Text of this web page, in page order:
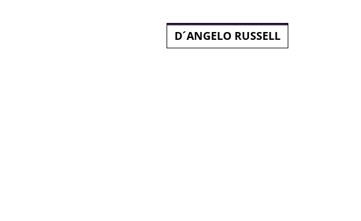
D´ANGELO RUSSELL